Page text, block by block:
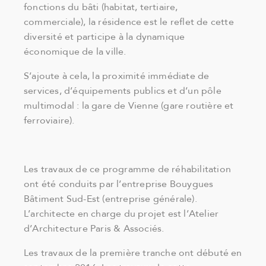
fonctions du bâti (habitat, tertiaire,
commerciale), la résidence est le reflet de cette
diversité et participe à la dynamique
économique de la ville.
S’ajoute à cela, la proximité immédiate de
services, d’équipements publics et d’un pôle
multimodal : la gare de Vienne (gare routière et
ferroviaire).
Les travaux de ce programme de réhabilita­tion
ont été conduits par l’entreprise Bouygues
Bâtiment Sud-Est (entreprise générale).
L’architecte en charge du projet est l’Atelier
d’Architecture Paris & Associés.
Les travaux de la première tranche ont débuté en